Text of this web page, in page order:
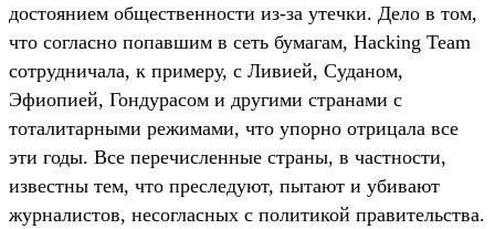
достоянием общественности из-за утечки. Дело в том,
что согласно попавшим в сеть бумагам, Hacking Team
сотрудничала, к примеру, с Ливией, Суданом,
Эфиопией, Гондурасом и другими странами с
тоталитарными режимами, что упорно отрицала все
эти годы. Все перечисленные страны, в частности,
известны тем, что преследуют, пытают и убивают
журналистов, несогласных с политикой правительства.